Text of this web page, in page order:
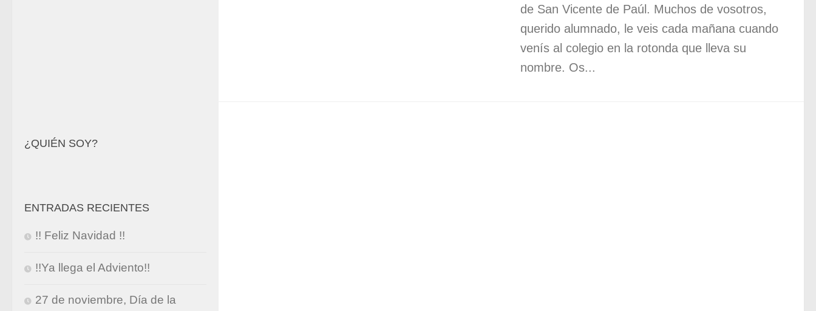
de San Vicente de Paúl. Muchos de vosotros,
querido alumnado, le veis cada mañana cuando
venís al colegio en la rotonda que lleva su
nombre. Os...
¿QUIÉN SOY?
ENTRADAS RECIENTES
!! Feliz Navidad !!
!!Ya llega el Adviento!!
27 de noviembre, Día de la